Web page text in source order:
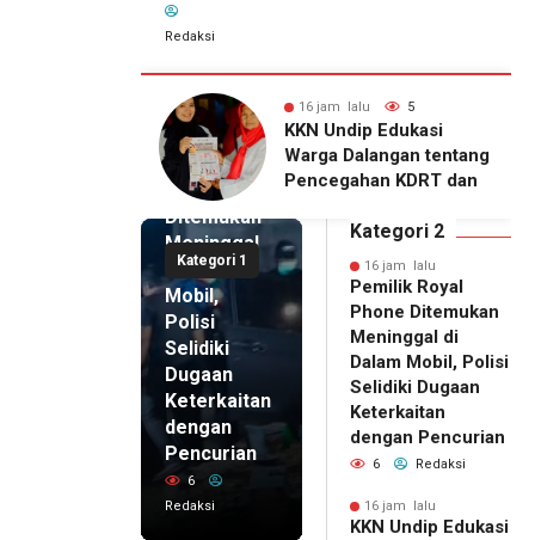
Redaksi
16 jam lalu 4
KKN Undip Bekali
Pengelola BUMDes
Dalangan dengan Pola
Kategori 1
16 jam lalu
Pemilik
Royal
Phone
Ditemukan
Meninggal
di Dalam
Mobil,
Polisi
Selidiki
Dugaan
Keterkaitan
dengan
Pencurian
6
Redaksi
Kategori 2
16 jam lalu
Pemilik Royal
Phone Ditemukan
Meninggal di
Dalam Mobil, Polisi
Selidiki Dugaan
Keterkaitan
dengan Pencurian
6 Redaksi
16 jam lalu
KKN Undip Edukasi